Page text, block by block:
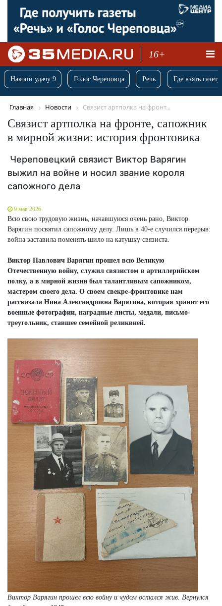
16+
Накопи удачу 9 Голос Череповца Речь Где взять
Главная Новости Связист артполка на фронт...
Связист артполка на фронте, сапожник
в мирной жизни: история фронтовика
Череповецкий связист Виктор Варягин
выжил на войне и носил звание короля
сапожного дела
9 мая 2026
Всю свою трудовую жизнь, начавшуюся очень рано, Виктор
Варягин посвятил сапожному делу. Лишь в 40-е случился перерыв:
война заставила поменять шило на катушку связиста.
Виктор Павлович Варягин прошел всю Великую
Отечественную войну, служил связистом в артиллерийском
полку, а в мирной жизни был талантливым сапожником,
мастером своего дела. О своем свекре-фронтовике нам
рассказала Нина Александровна Варягина, которая хранит его
военные фотографии, наградные листы, медали, письмо-
треугольник, ставшее семейной реликвией.
Виктор Варягин прошел всю войну и чудом остался жив. Вернулся